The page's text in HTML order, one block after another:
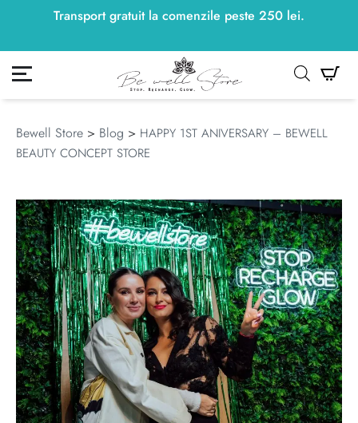
Transport gratuit la comenzile peste 250 lei.
250lei
meu
Bewell Store > Blog > HAPPY 1ST ANIVERSARY – BEWELL
BEAUTY CONCEPT STORE